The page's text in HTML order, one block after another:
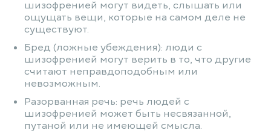
шизофренией могут видеть, слышать или
ощущать вещи, которые на самом деле не
существуют.
Бред (ложные убеждения): люди с
шизофренией могут верить в то, что другие
считают неправдоподобным или
невозможным.
Разорванная речь: речь людей с
шизофренией может быть несвязанной,
путаной или не имеющей смысла.